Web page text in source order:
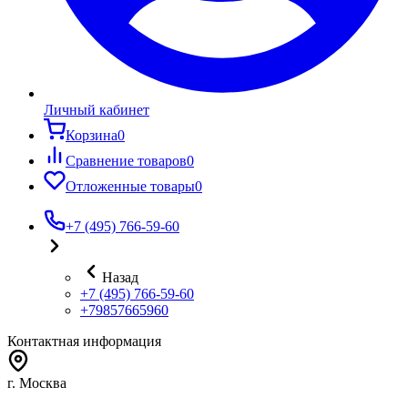
Личный кабинет
Корзина0
Сравнение товаров0
Отложенные товары0
+7 (495) 766-59-60
Назад
+7 (495) 766-59-60
+79857665960
Контактная информация
г. Москва